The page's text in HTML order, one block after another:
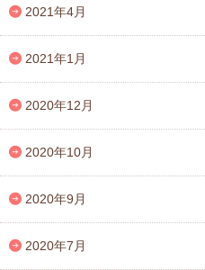
2021年4月
2021年1月
2020年12月
2020年10月
2020年9月
2020年7月